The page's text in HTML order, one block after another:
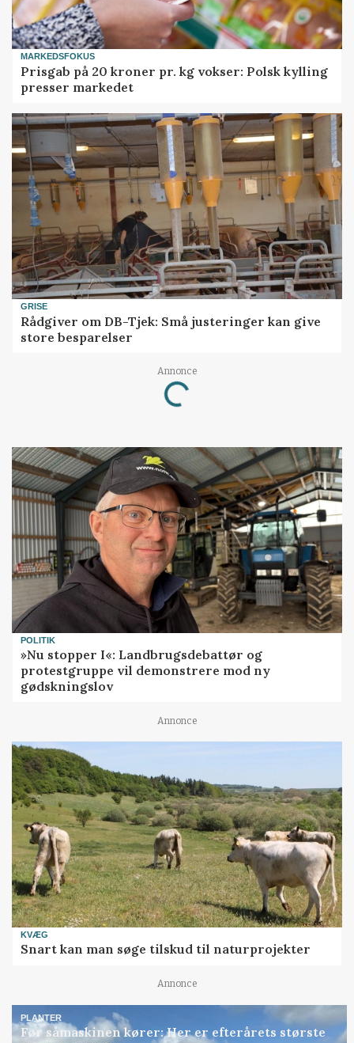
MARKEDSFOKUS
Prisgab på 20 kroner pr. kg vokser: Polsk kylling
presser markedet
GRISE
Rådgiver om DB-Tjek: Små justeringer kan give
store besparelser
Annonce
Loading...
POLITIK
»Nu stopper I«: Landbrugsdebattør og
protestgruppe vil demonstrere mod ny
gødskningslov
Annonce
KVÆG
Snart kan man søge tilskud til naturprojekter
Annonce
PLANTER
Før såmaskinen kører: Her er efterårets største